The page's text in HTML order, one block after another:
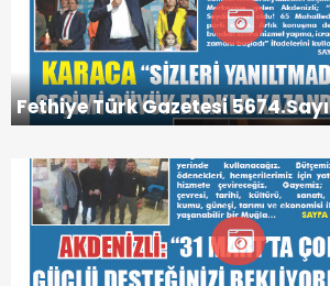
Fethiye Türk Gazetesi 5674.Sayı